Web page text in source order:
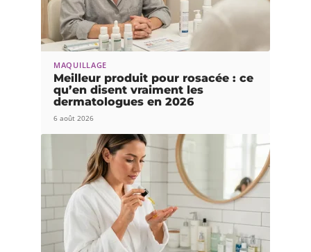
MAQUILLAGE
Meilleur produit pour rosacée : ce
qu’en disent vraiment les
dermatologues en 2026
6 août 2026